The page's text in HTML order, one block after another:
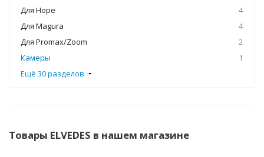
Для Hope
4
Для Magura
4
Для Promax/Zoom
2
Камеры
1
Ещё 30 разделов
Товары ELVEDES в нашем магазине